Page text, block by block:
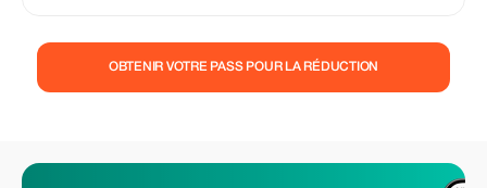
OBTENIR VOTRE PASS POUR LA RÉDUCTION